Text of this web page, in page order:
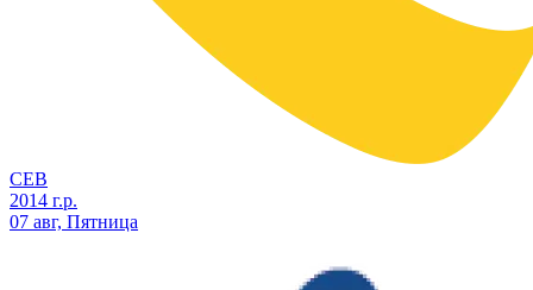
СЕВ
2014 г.р.
07 авг, Пятница